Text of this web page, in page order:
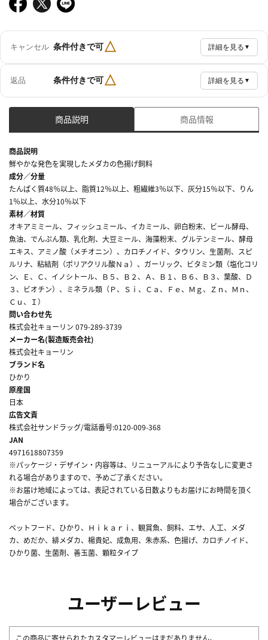
キャンセル 条件付きで可△ 詳細を見る ▼
返品 条件付きで可△ 詳細を見る ▼
商品説明 商品情報
商品説明
鮮やかな発色を実現したメダカの色揚げ飼料
成分／分量
たんぱく質48％以上、脂質12％以上、粗繊維3％以下、灰分15％以下、りん
1％以上、水分10％以下
素材／材質
オキアミミール、フィッシュミール、イカミール、卵白粉末、ビール酵母、
魚油、でんぷん類、乳化剤、大豆ミール、海藻粉末、グルテンミール、酵母
エキス、アミノ酸（メチオニン）、カロチノイド、タウリン、生菌剤、スピ
ルリナ、粘結剤（ポリアクリル酸Ｎａ）、ガーリック、ビタミン類（塩化コリ
ン、Ｅ、Ｃ、イノシトール、Ｂ５、Ｂ２、Ａ、Ｂ１、Ｂ６、Ｂ３、葉酸、Ｄ
３、ビオチン）、ミネラル類（Ｐ、Ｓｉ、Ｃａ、Ｆｅ、Ｍｇ、Ｚｎ、Ｍｎ、
Ｃｕ、Ｉ）
問い合わせ先
株式会社キョーリン 079-289-3739
メーカー名(製造販売会社)
株式会社キョーリン
ブランド名
ひかり
原産国
日本
広告文責
株式会社サンドラッグ/電話番号:0120-009-368
JAN
4971618807359
※パッケージ・デザイン・内容等は、リニューアルにより予告なしに変更さ
れる場合がありますので、予めご了承ください。
※お届け地域によっては、表記されている日数よりもお届けにお時間を頂く
場合がございます。
ペットフード、ひかり、Ｈｉｋａｒｉ、観賞魚、飼料、エサ、人工、メダ
カ、めだか、緋メダカ、楊貴妃、成魚用、朱赤系、色揚げ、カロチノイド、
ひかり菌、生菌剤、善玉菌、顆粒タイプ
ユーザーレビュー
この商品に寄せられたカスタマーレビューはまだありません。